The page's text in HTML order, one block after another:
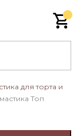
для торта и
Топ